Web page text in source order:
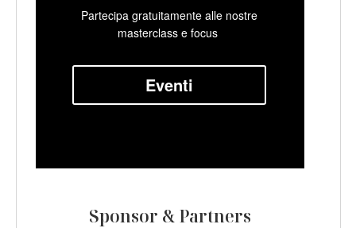
Partecipa gratuitamente alle nostre
masterclass e focus
Eventi
Sponsor & Partners